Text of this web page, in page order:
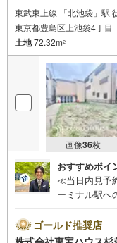
東武東上線 「北池袋」駅
東京都豊島区上池袋4丁目
土地72.32m2
画像36枚
おすすめポイ
≪当日内見予
ーミナル駅へ
また、スーパ
買い物が本当
ゴールド推奨店